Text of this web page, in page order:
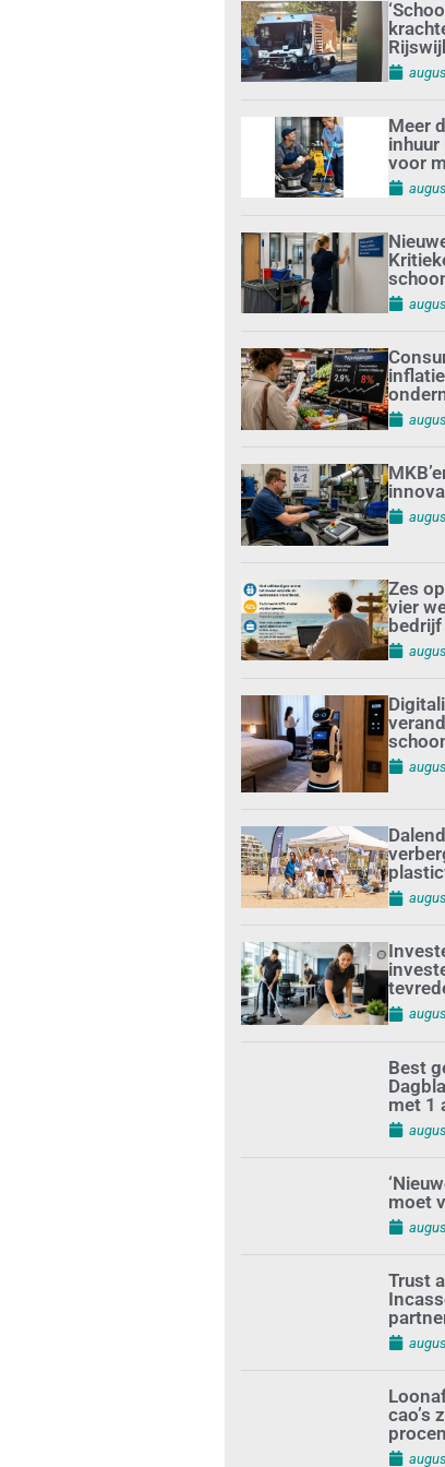
Meer
voor
Zes
vier
bedrijf
Best
met 1
moet
Trust
cao’s